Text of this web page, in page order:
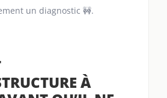
un diagnostic 🚧.
À